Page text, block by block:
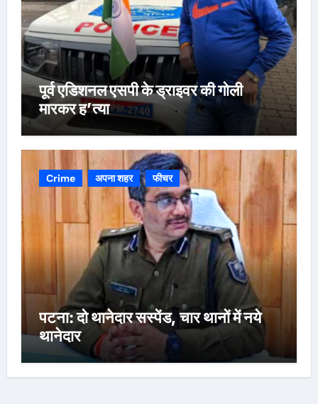
पूर्व एडिशनल एसपी के ड्राइवर की गोली
मारकर ह’त्या
Crime अपना शहर फीचर
पटना: दो थानेदार सस्पेंड, चार थानों में नये
थानेदार